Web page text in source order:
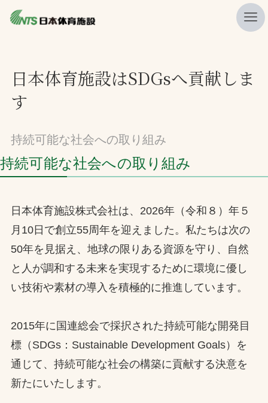
ニュース
プレスリリース
レポート
製品・サービス一覧
施工・管理実績一覧
会社概要
採用情報
お問合せ
お取引先の皆様へ
プライバシーポリシー
ソーシャルメディアポリシー
日本体育施設はSDGsへ貢献しま
す
持続可能な社会への取り組み
持続可能な社会への取り組み
日本体育施設株式会社は、2026年（令和８）年５
月10日で創立55周年を迎えました。私たちは次の
50年を見据え、地球の限りある資源を守り、自然
と人が調和する未来を実現するために環境に優し
い技術や素材の導入を積極的に推進しています。
2015年に国連総会で採択された持続可能な開発目
標（SDGs：Sustainable Development Goals）を
通じて、持続可能な社会の構築に貢献する決意を
新たにいたします。